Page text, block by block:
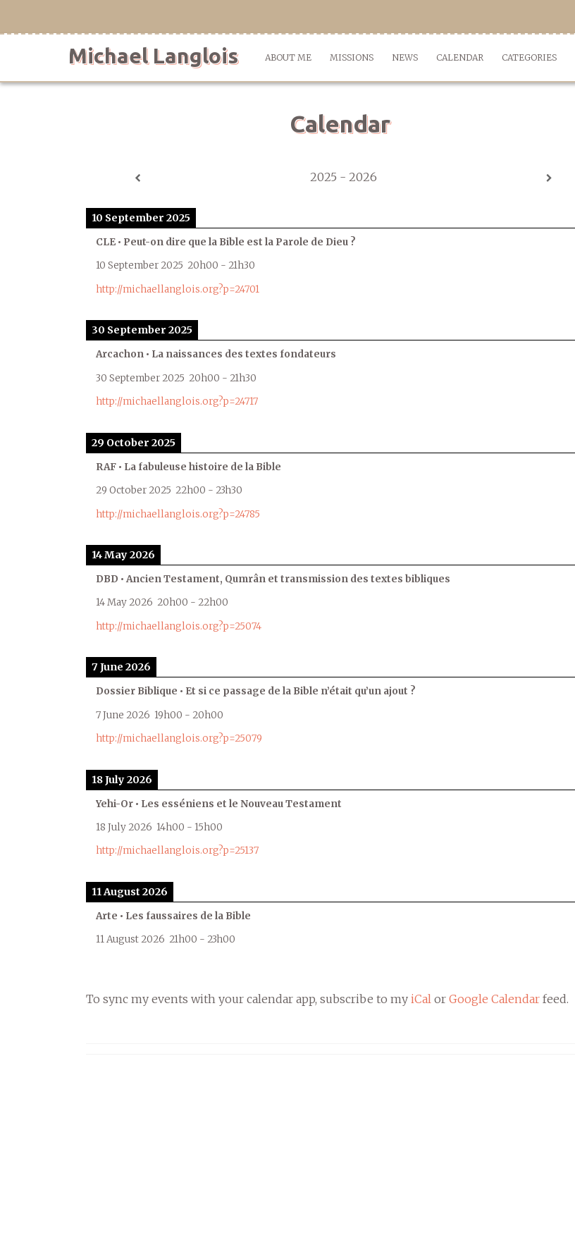
Michael Langlois ABOUT ME MISSIONS NEWS CALENDAR CATEGORIES
Calendar
2025 - 2026
10 September 2025
CLE • Peut-on dire que la Bible est la Parole de Dieu ?
10 September 2025 20h00 - 21h30
http://michaellanglois.org?p=24701
30 September 2025
Arcachon • La naissances des textes fondateurs
30 September 2025 20h00 - 21h30
http://michaellanglois.org?p=24717
29 October 2025
RAF • La fabuleuse histoire de la Bible
29 October 2025 22h00 - 23h30
http://michaellanglois.org?p=24785
14 May 2026
DBD • Ancien Testament, Qumrân et transmission des textes bibliques
14 May 2026 20h00 - 22h00
http://michaellanglois.org?p=25074
7 June 2026
Dossier Biblique • Et si ce passage de la Bible n’était qu’un ajout ?
7 June 2026 19h00 - 20h00
http://michaellanglois.org?p=25079
18 July 2026
Yehi-Or • Les esséniens et le Nouveau Testament
18 July 2026 14h00 - 15h00
http://michaellanglois.org?p=25137
11 August 2026
Arte • Les faussaires de la Bible
11 August 2026 21h00 - 23h00
To sync my events with your calendar app, subscribe to my iCal or Google Calendar feed.